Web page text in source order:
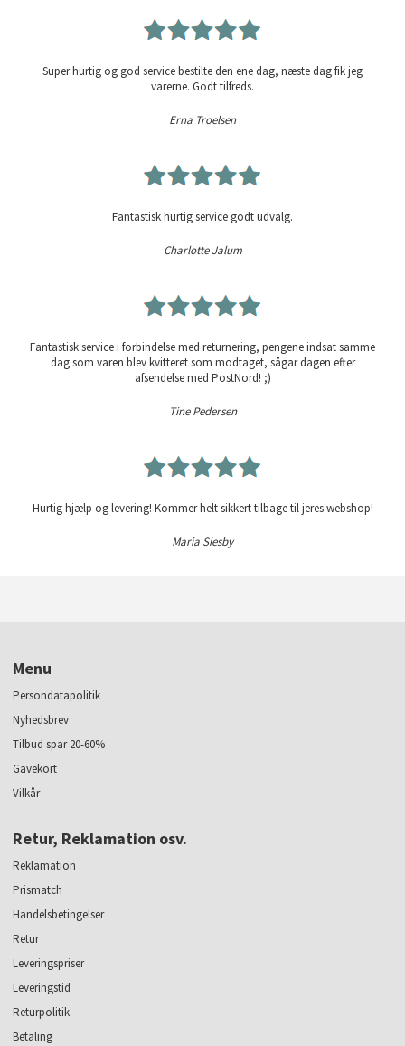
Super hurtig og god service bestilte den ene dag, næste dag fik jeg
varerne. Godt tilfreds.
Erna Troelsen
Fantastisk hurtig service godt udvalg.
Charlotte Jalum
Fantastisk service i forbindelse med returnering, pengene indsat samme
dag som varen blev kvitteret som modtaget, sågar dagen efter
afsendelse med PostNord! ;)
Tine Pedersen
Hurtig hjælp og levering! Kommer helt sikkert tilbage til jeres webshop!
Maria Siesby
Menu
Persondatapolitik
Nyhedsbrev
Tilbud spar 20-60%
Gavekort
Vilkår
Retur, Reklamation osv.
Reklamation
Prismatch
Handelsbetingelser
Retur
Leveringspriser
Leveringstid
Returpolitik
Betaling